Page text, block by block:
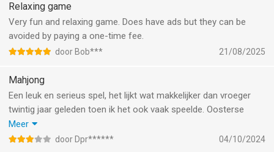
Relaxing game
Very fun and relaxing game. Does have ads but they can be
avoided by paying a one-time fee.
door Bob*** 21/08/2025
Mahjong
Een leuk en serieus spel, het lijkt wat makkelijker dan vroeger
twintig jaar geleden toen ik het ook vaak speelde. Oosterse
sfeer inclusief muziek. Wel jammer voor die onderbrekingen
maar goed ik begrijp dat ook geld verdient moet worden. Ik ga
Meer
door Dpr****** 04/10/2024